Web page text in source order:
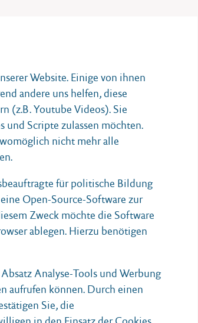
Website. Einige von ihnen
andere uns helfen, diese
(z.B. Youtube Videos). Sie
und Scripte zulassen möchten.
nicht mehr alle
für politische Bildung
Open-Source-Software zur
Zweck möchte die Software
ablegen. Hierzu benötigen
Analyse-Tools und Werbung
aufrufen können. Durch einen
Sie, die